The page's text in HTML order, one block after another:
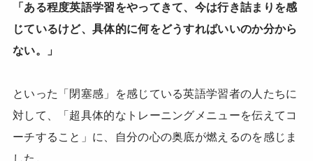
「ある程度英語学習をやってきて、今は行き詰まりを感
じているけど、具体的に何をどうすればいいのか分から
ない。」
といった「閉塞感」を感じている英語学習者の人たちに
対して、「超具体的なトレーニングメニューを伝えてコ
ーチすること」に、自分の心の奥底が燃えるのを感じま
した。